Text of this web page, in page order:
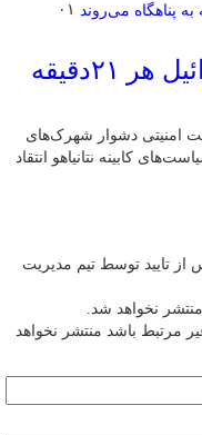
۰۱
لیبرمن: ساکنان شمال اسرائیل هر ۲۱دقیقه
امنیتی دشوار شهرک‌های
کابینه نتانیاهو انتقاد
تایید توسط تیم مدیریت
نخواهد شد.
مرتبط باشد منتشر نخواهد